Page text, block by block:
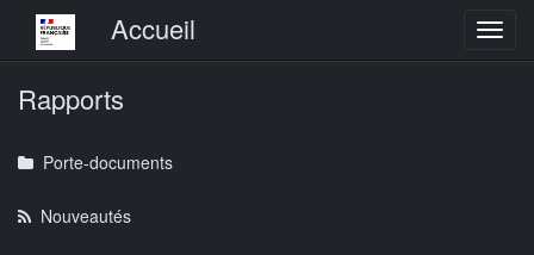
Menu principalAccueil
Rapports
Porte-documents
Nouveautés